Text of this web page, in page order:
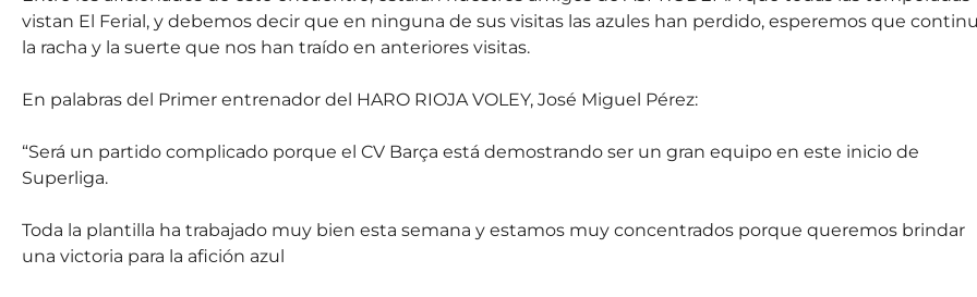
vistan El Ferial, y debemos decir que en ninguna de sus visitas las azules han perdido, esperemos que
la racha y la suerte que nos han traído en anteriores visitas.
En palabras del Primer entrenador del HARO RIOJA VOLEY, José Miguel Pérez:
“Será un partido complicado porque el CV Barça está demostrando ser un gran equipo en este inicio de
Superliga.
Toda la plantilla ha trabajado muy bien esta semana y estamos muy concentrados porque queremos brindar
una victoria para la afición azul